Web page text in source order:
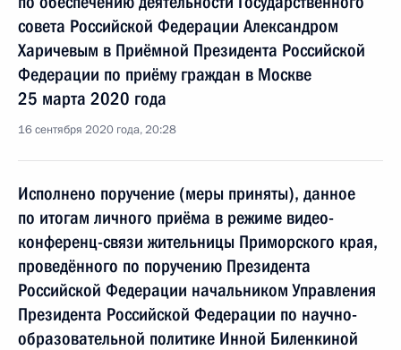
совета Российской Федерации Александром
Харичевым в Приёмной Президента Российской
Федерации по приёму граждан в Москве
25 марта 2020 года
16 сентября 2020 года, 20:28
Исполнено поручение (меры приняты), данное
по итогам личного приёма в режиме видео-
конференц-связи жительницы Приморского края,
проведённого по поручению Президента
Российской Федерации начальником Управления
Президента Российской Федерации по научно-
образовательной политике Инной Биленкиной